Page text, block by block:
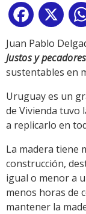
Facebook
X
Juan Pablo
Justos y pecadores
sustentables en
Uruguay es un
de Vivienda tuvo
a replicarlo en
La madera tiene
construcción,
igual o menor a
menos horas de
mantener la